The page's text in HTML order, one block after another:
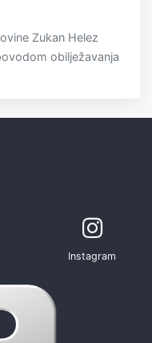
Zukan Helez
obilježavanja
Instagram